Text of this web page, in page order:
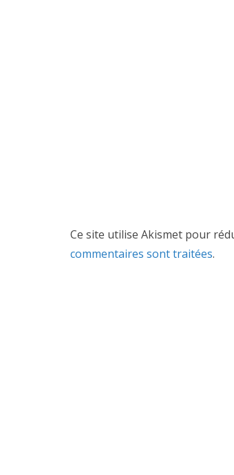
Ce site utilise Akismet pour
commentaires sont traitées.